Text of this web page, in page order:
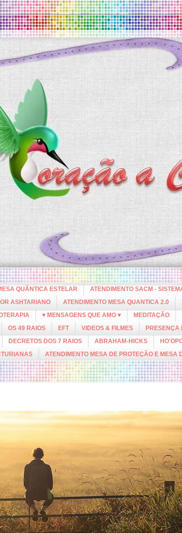
QUÂNTICA ESTELAR
ATENDIMENTO SACM -
ASHTARIANO
ATENDIMENTO MESA QUANTICA 2.0
♥ MENSAGENS QUE AMO ♥ MEDITAÇÃO
OS 49 RAIOS EFT VIDEOS & FILMES PRESENÇA
DECRETOS DOS 7 RAIOS ABRAHAM-HICKS
ATENDIMENTO MESA DE PROTEÇÃO E MESA